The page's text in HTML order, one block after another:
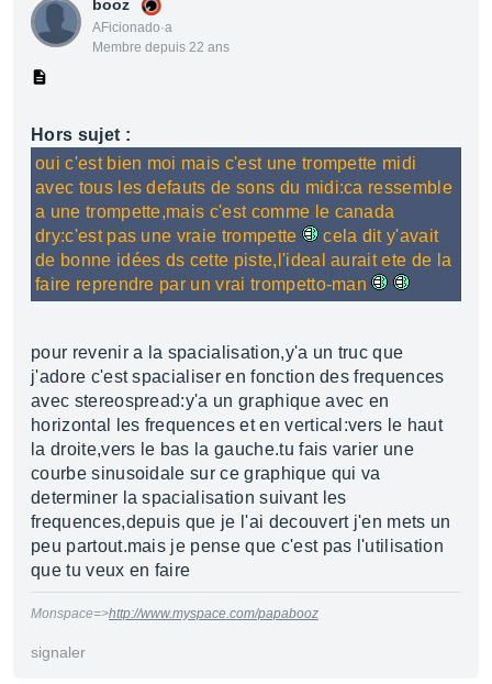
booz
AFicionado·a
Membre depuis 22 ans
Hors sujet :
oui c'est bien moi mais c'est une trompette midi
avec tous les defauts de sons du midi:ca ressemble
a une trompette,mais c'est comme le canada
dry:c'est pas une vraie trompette
cela dit y'avait
de bonne idées ds cette piste,l'ideal aurait ete de la
faire reprendre par un vrai trompetto-man
pour revenir a la spacialisation,y'a un truc que
j'adore c'est spacialiser en fonction des frequences
avec stereospread:y'a un graphique avec en
horizontal les frequences et en vertical:vers le haut
la droite,vers le bas la gauche.tu fais varier une
courbe sinusoidale sur ce graphique qui va
determiner la spacialisation suivant les
frequences,depuis que je l'ai decouvert j'en mets un
peu partout.mais je pense que c'est pas l'utilisation
que tu veux en faire
Monspace=>http://www.myspace.com/papabooz
signaler